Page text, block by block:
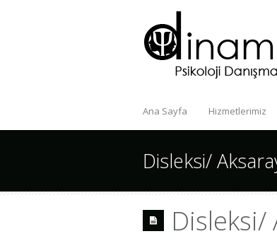
Ana Sayfa Hizmetlerimiz
Disleksi/
Disleksi/